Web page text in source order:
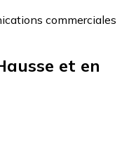
commerciales
et en